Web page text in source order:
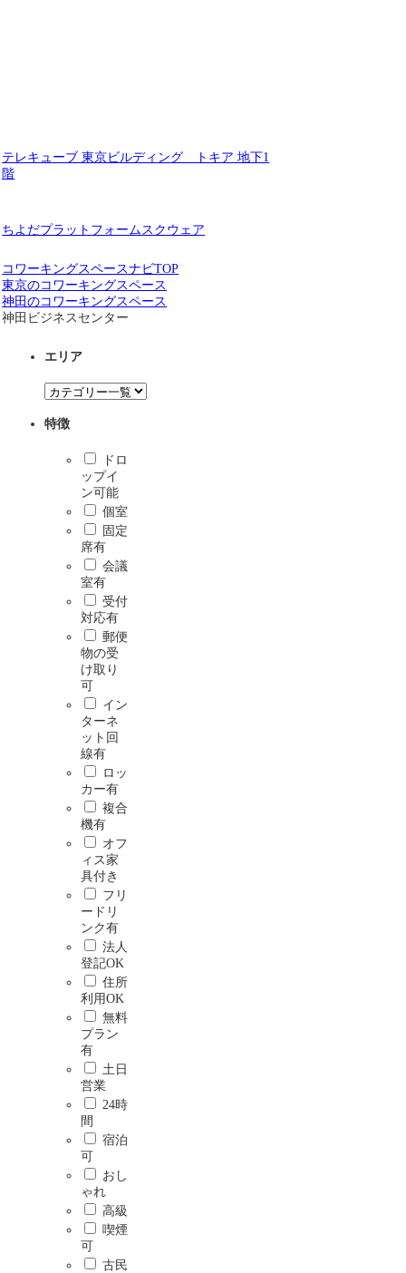
テレキューブ 東京ビルディング トキア 地下1
階
ちよだプラットフォームスクウェア
コワーキングスペースナビTOP
東京のコワーキングスペース
神田のコワーキングスペース
神田ビジネスセンター
エリア
特徴
ドロ
ップイ
ン可能
個室
固定
席有
会議
室有
受付
対応有
郵便
物の受
け取り
可
イン
ターネ
ット回
線有
ロッ
カー有
複合
機有
オフ
ィス家
具付き
フリ
ードリ
ンク有
法人
登記OK
住所
利用OK
無料
プラン
有
土日
営業
24時
間
宿泊
可
おし
ゃれ
高級
喫煙
可
古民